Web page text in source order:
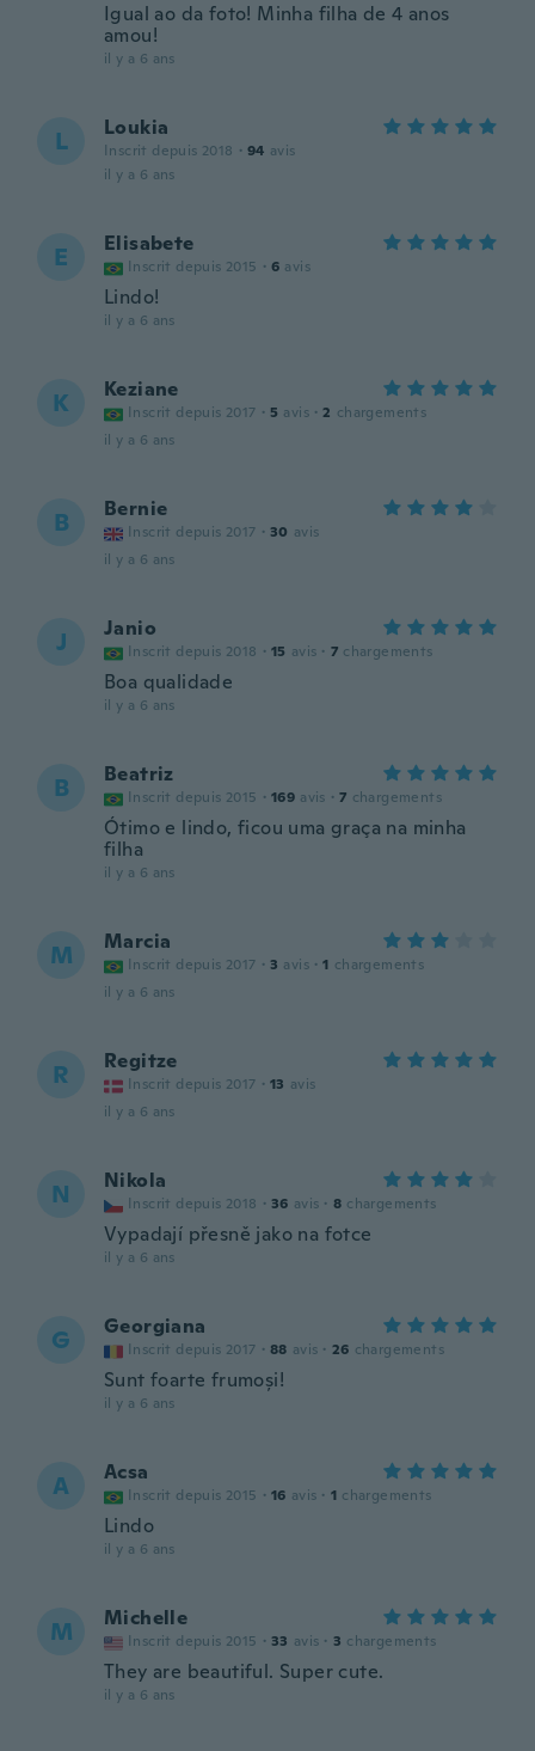
Igual ao da foto! Minha filha de 4 anos
amou!
il y a 6 ans
L Loukia
Inscrit depuis 2018 · 94 avis
il y a 6 ans
E Elisabete
Inscrit depuis 2015 · 6 avis
Lindo!
il y a 6 ans
K Keziane
Inscrit depuis 2017 · 5 avis · 2 chargements
il y a 6 ans
B Bernie
Inscrit depuis 2017 · 30 avis
il y a 6 ans
J Janio
Inscrit depuis 2018 · 15 avis · 7 chargements
Boa qualidade
il y a 6 ans
B Beatriz
Inscrit depuis 2015 · 169 avis · 7 chargements
Ótimo e lindo, ficou uma graça na minha
filha
il y a 6 ans
M Marcia
Inscrit depuis 2017 · 3 avis · 1 chargements
il y a 6 ans
R Regitze
Inscrit depuis 2017 · 13 avis
il y a 6 ans
N Nikola
Inscrit depuis 2018 · 36 avis · 8 chargements
Vypadají přesně jako na fotce
il y a 6 ans
G Georgiana
Inscrit depuis 2017 · 88 avis · 26 chargements
Sunt foarte frumoși!
il y a 6 ans
A Acsa
Inscrit depuis 2015 · 16 avis · 1 chargements
Lindo
il y a 6 ans
M Michelle
Inscrit depuis 2015 · 33 avis · 3 chargements
They are beautiful. Super cute.
il y a 6 ans